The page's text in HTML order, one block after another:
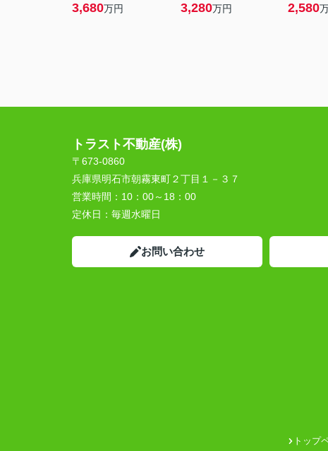
3,680万円 3,280万円 2,580
トラスト不動産(株)
〒673-0860
兵庫県明石市朝霧東町２丁目１－３７
営業時間： 10：00～18：00
定休日： 毎週水曜日
お問い合わせ
トップ